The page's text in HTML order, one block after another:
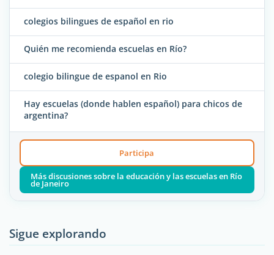
colegios bilingues de español en rio
Quién me recomienda escuelas en Río?
colegio bilingue de espanol en Rio
Hay escuelas (donde hablen español) para chicos de
argentina?
Participa
Más discusiones sobre la educación y las escuelas en Río
de Janeiro
Sigue explorando